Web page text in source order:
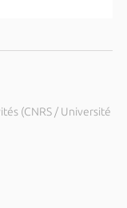
(CNRS / Université